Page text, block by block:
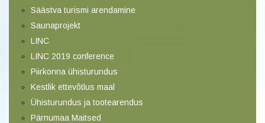
Säästva turismi arendamine
Saunaprojekt
LINC
LINC 2019 conference
Piirkonna ühisturundus
Kestlik ettevõtlus maal
Ühisturundus ja tootearendus
Pärnumaa Maitsed